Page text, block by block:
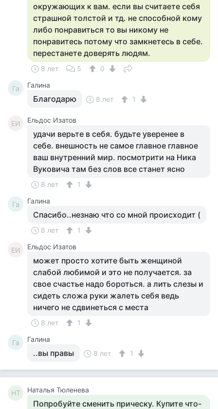
окружающих к вам. если вы считаете себя
страшной толстой и тд. не способной кому
либо понравиться то вы никому не
понравитесь потому что замкнетесь в себе.
перестанете доверять людям.
8 лет 5 0
Га Галина
Благодарю 8 лет 1
ЕИ Ельдос Изатов
удачи верьте в себя. будьте уверенее в
себе. внешность не самое главное главное
ваш внутренний мир. посмотрити на Ника
Вуковича там без слов все станет ясно
8 лет 1
Га Галина
Спасибо..незнаю что со мной происходит (
8 лет 1
ЕИ Ельдос Изатов
может просто хотите быть женщиной
слабой любимой и это не получается. за
свое счастье надо бороться. а лить слезы и
сидеть сложа руки жалеть себя ведь
ничего не сдвинеться с места
8 лет 1
Га Галина
..вы правы 8 лет 1
НТ Наталья Тюленева
Попробуйте сменить прическу. Купите что-